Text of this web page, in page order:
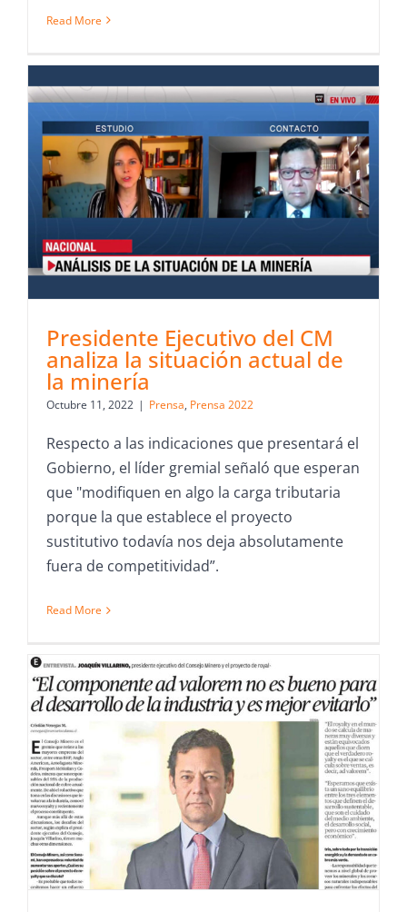
Read More
Presidente Ejecutivo del CM
analiza la situación actual de
la minería
Octubre 11, 2022 | Prensa, Prensa 2022
Respecto a las indicaciones que presentará el
Gobierno, el líder gremial señaló que esperan
que "modifiquen en algo la carga tributaria
porque la que establece el proyecto
sustitutivo todavía nos deja absolutamente
fuera de competitividad”.
Read More